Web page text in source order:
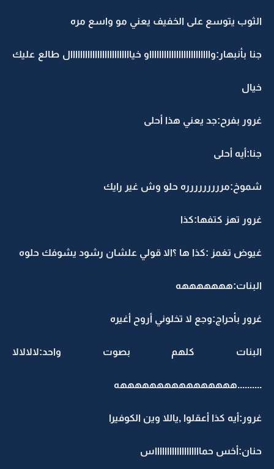
الثوب يتوسع على الخفيف يعني مو واسع مره
جنا بأنبهار:واااااااااااااااااااااااااو خيااااااااااااااااااااااااال طالع عليك
خيال
غرور بفرح:جد يعني هذا أحلى
جنا:أيه أحلى
شموخ:مررررررررره حلو وش غير رايك
غرور تهز كتفها:كذا
غيوض تغمز :كذا ها ؟الا قولي علشان رشود يشوفك حلوه
البنات:هههههههه
غرور بأحراج:وجع لا تخلوني أروح أغيره
البنات كلهم بصوت واحد:لالالالا
..........ههههههههههههههههه
غرور:أيه كذا أعقلوا ,ياللا وين الكوفيرا
حنان:أخس حماااااااااااااااااااس